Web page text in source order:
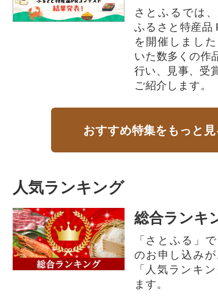
さとふるでは
ふるさと特産品
を開催しまし
いた数多くの作
行い、見事、受
ご紹介します。
おすすめ特集をもっと
人気ランキング
総合ランキ
「さとふる」
のお申し込み
「人気ランキ
ます。